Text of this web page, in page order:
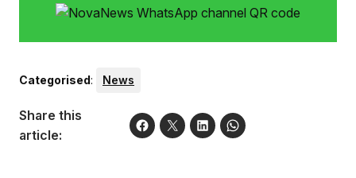
Categorised: News
Share this
article: